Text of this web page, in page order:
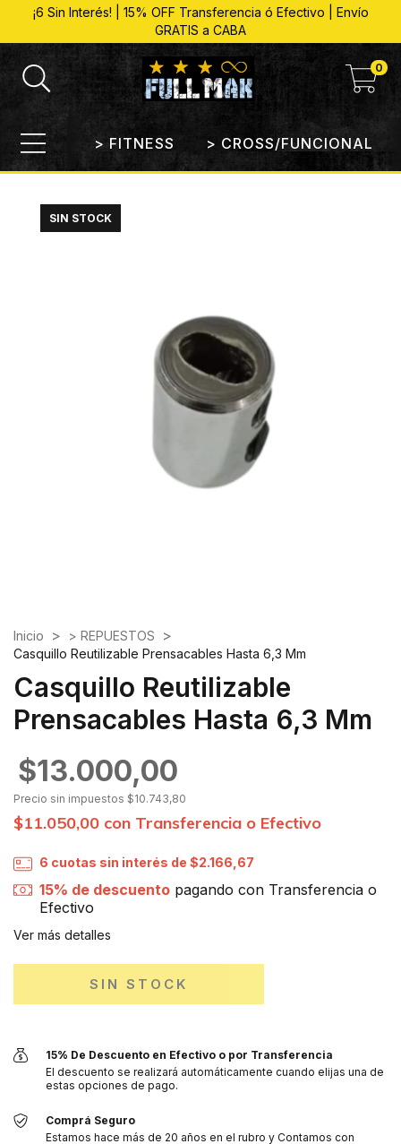
¡6 Sin Interés! | 15% OFF Transferencia ó Efectivo | Envío
GRATIS a CABA
0
> FITNESS > CROSS/FUNCIONAL
SIN STOCK
Inicio > > REPUESTOS >
Casquillo Reutilizable Prensacables Hasta 6,3 Mm
Casquillo Reutilizable
Prensacables Hasta 6,3 Mm
$13.000,00
Precio sin impuestos $10.743,80
$11.050,00 con Transferencia o Efectivo
6 cuotas sin interés de$2.166,67
15% de descuento pagando con Transferencia o
Efectivo
Ver más detalles
15% De Descuento en Efectivo o por Transferencia
El descuento se realizará automáticamente cuando elijas una de
estas opciones de pago.
Comprá Seguro
Estamos hace más de 20 años en el rubro y Contamos con